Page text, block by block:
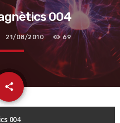
004
21/08/2010 69
share
email
004